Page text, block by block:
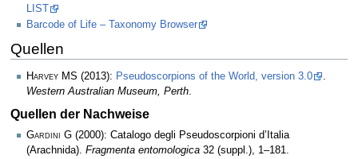
LIST
Barcode of Life – Taxonomy Browser
Quellen
Harvey MS (2013): Pseudoscorpions of the World, version 3.0
Western Australian Museum, Perth
Quellen der Nachweise
Gardini G (2000): Catalogo degli Pseudoscorpioni d’Italia
(Arachnida). Fragmenta entomologica 32 (suppl.), 1–181.